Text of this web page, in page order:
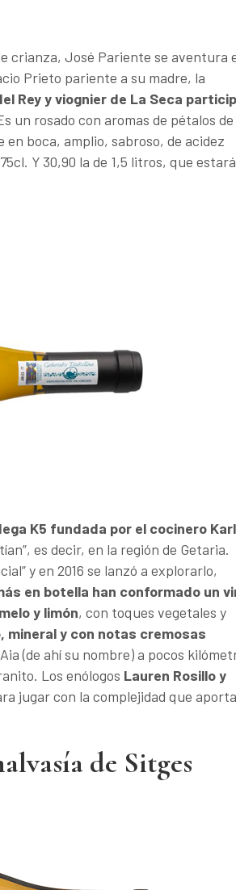
crianza, José Pariente se aventura
Prieto pariente a su madre, la
Rey y viognier de La Seca
un rosado con aromas de pétalos de
boca, amplio, sabroso, de acidez
Y 30,90 la de 1,5 litros, que estará
K5 fundada por el cocinero
es decir, en la región de Getaria.
y en 2016 se lanzó a explorarlo,
en botella han conformado un
y limón, con toques vegetales y
mineral y con notas cremosas
(de ahí su nombre) a pocos
Los enólogos Lauren Rosillo y
jugar con la complejidad que
de Sitges